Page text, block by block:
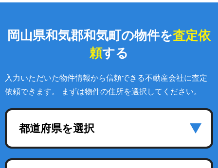
岡山県和気郡和気町の物件を査定依
頼する
入力いただいた物件情報から信頼できる不動産会社に査定
依頼できます。 まずは物件の住所を選択してください。
都道府県を選択